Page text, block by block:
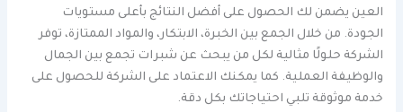
العين يضمن لك الحصول على أفضل النتائج بأعلى مستويات
الجودة. من خلال الجمع بين الخبرة، الابتكار، والمواد الممتازة، توفر
الشركة حلولًا مثالية لكل من يبحث عن شبرات تجمع بين الجمال
والوظيفة العملية. كما يمكنك الاعتماد على الشركة للحصول على
خدمة موثوقة تلبي احتياجاتك بكل دقة.